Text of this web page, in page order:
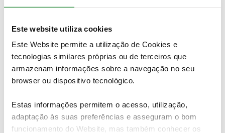
Este website utiliza cookies
Este Website permite a utilização de Cookies e
tecnologias similares próprias ou de terceiros que
armazenam informações sobre a navegação no seu
browser ou dispositivo tecnológico.
Estas informações permitem o acesso, utilização,
adaptação às suas preferências e asseguram o bom
funcionamento do Website, mas também conhecer os